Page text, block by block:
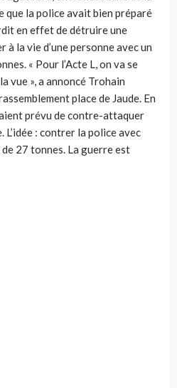
que la police avait bien préparé
en effet de détruire une
la vie d’une personne avec un
« Pour l’Acte L, on va se
vue », a annoncé Trohain
place de Jaude. En
prévu de contre-attaquer
L’idée : contrer la police avec
27 tonnes. La guerre est